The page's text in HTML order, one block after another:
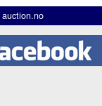
auction.no